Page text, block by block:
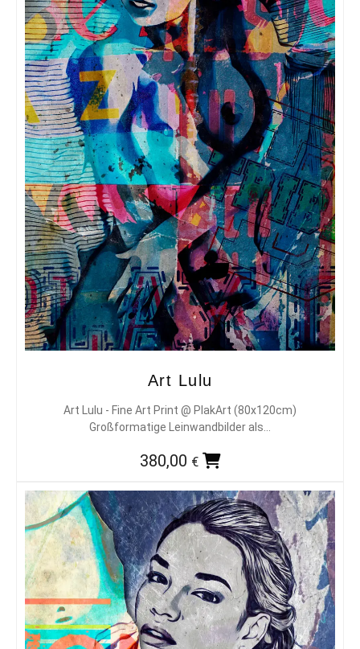
Art Lulu
Art Lulu - Fine Art Print @ PlakArt (80x120cm)
Großformatige Leinwandbilder als…
380,00 €